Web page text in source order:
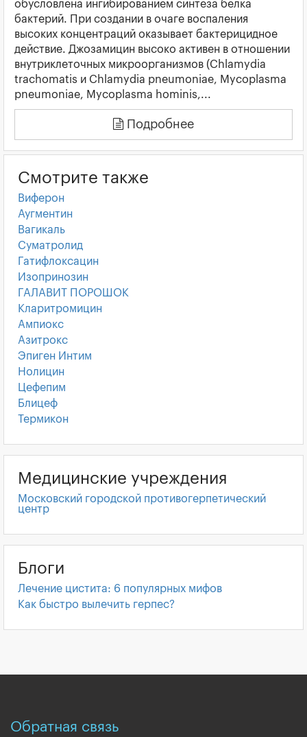
обусловлена ингибированием синтеза белка
бактерий. При создании в очаге воспаления
высоких концентраций оказывает бактерицидное
действие. Джозамицин высоко активен в отношении
внутриклеточных микроорганизмов (Chlamydia
trachomatis и Chlamydia pneumoniae, Mycoplasma
pneumoniae, Mycoplasma hominis,...
Подробнее
Смотрите также
Виферон
Аугментин
Вагикаль
Суматролид
Гатифлоксацин
Изопринозин
ГАЛАВИТ ПОРОШОК
Кларитромицин
Ампиокс
Азитрокс
Эпиген Интим
Нолицин
Цефепим
Блицеф
Термикон
Медицинские учреждения
Московский городской противогерпетический
центр
Блоги
Лечение цистита: 6 популярных мифов
Как быстро вылечить герпес?
Обратная связь